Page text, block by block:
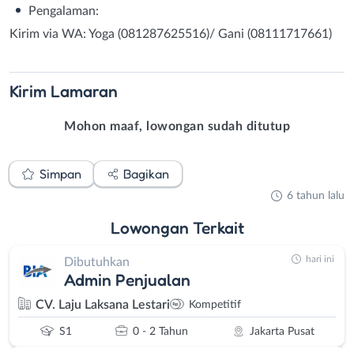
Pengalaman:
Kirim via WA: Yoga (081287625516)/ Gani (08111717661)
Kirim Lamaran
Mohon maaf, lowongan sudah ditutup
Simpan Bagikan
6 tahun lalu
Lowongan Terkait
Dibutuhkan
Admin Penjualan
CV. Laju Laksana Lestari Kompetitif
S1 0 - 2 Tahun Jakarta Pusat
hari ini